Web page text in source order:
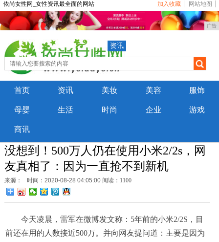
依尚女性网_女性资讯最全面的网站 加入收藏 网站地图
广告
资讯
首页 资讯 美妆 美容 服饰
母婴 生活 时尚 企业 游戏
商讯
没想到！500万人仍在使用小米2/2s，网
友真相了：因为一直抢不到新机
来源： 时间：2020-08-28 04:05:00 阅读：1100
今天凌晨，雷军在微博发文称：5年前的小米2/2S，目
前还在用的人数接近500万。并向网友提问道：主要是因为